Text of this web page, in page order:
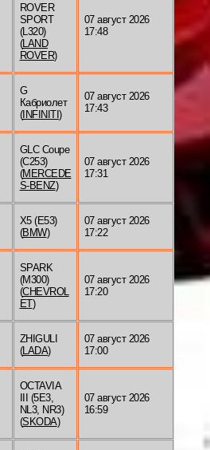
ROVER
SPORT
(L320)
(LAND
ROVER)
07 август 2026
17:48
G
Кабриолет
(INFINITI )
07 август 2026
17:43
GLC Coupe
(C253)
(MERCEDE
S-BENZ)
07 август 2026
17:31
X5 (E53)
(BMW)
07 август 2026
17:22
SPARK
(M300)
(CHEVROL
ET)
07 август 2026
17:20
ZHIGULI
(LADA)
07 август 2026
17:00
OCTAVIA
III (5E3,
NL3, NR3)
(SKODA)
07 август 2026
16:59